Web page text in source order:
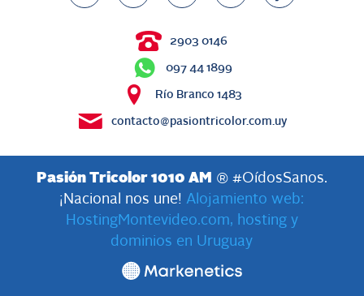
2903 0146
097 44 1899
Río Branco 1483
contacto@pasiontricolor.com.uy
Pasión Tricolor 1010 AM
® #OídosSanos.
¡Nacional nos une! Alojamiento web:
HostingMontevideo.com, hosting y
dominios en Uruguay